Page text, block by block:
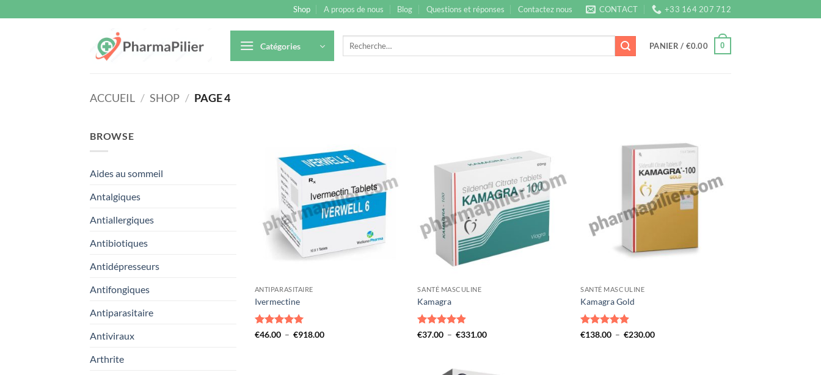
au
Shop A propos de nous Blog Questions et réponses Contactez nous CONTACT +33 164 207 712
Catégories
Recherche
PANIER / €0.00 0
ACCUEIL / SHOP / PAGE 4
BROWSE
Aides au sommeil
Antalgiques
Antiallergiques
Antibiotiques
Antidépresseurs
Antifongiques
Antiparasitaire
Antiviraux
Arthrite
ANTIPARASITAIRE
Ivermectine
Note4.93
€46.00 – €918.00Plage
SANTÉ MASCULINE
Kamagra
Note4.88
€37.00 – €331.00Plage
SANTÉ MASCULINE
Kamagra Gold
Note4.87
€138.00 – €230.00Plage